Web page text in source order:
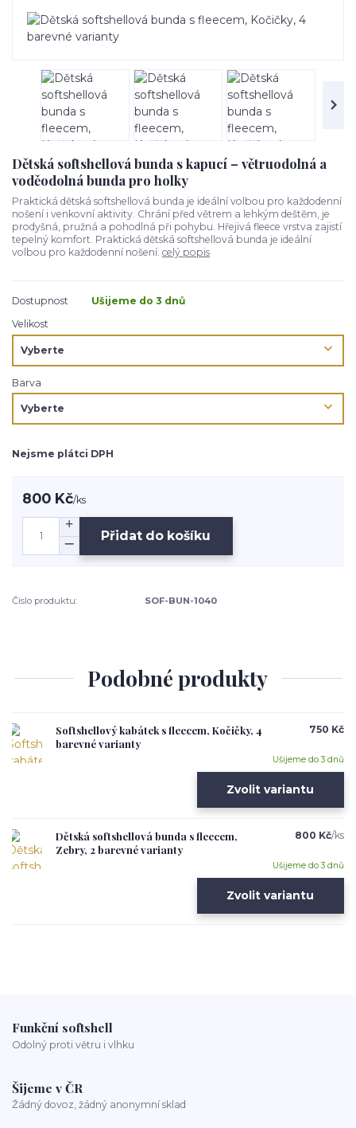
Dětská softshellová bunda s kapucí – větruodolná a
voděodolná bunda pro holky
Praktická dětská softshellová bunda je ideální volbou pro každodenní
nošení i venkovní aktivity. Chrání před větrem a lehkým deštěm, je
prodyšná, pružná a pohodlná při pohybu. Hřejivá fleece vrstva zajistí
tepelný komfort. Praktická dětská softshellová bunda je ideální
volbou pro každodenní nošení. celý popis
Dostupnost
Ušijeme do 3 dnů
Velikost
Barva
Nejsme plátci DPH
800 Kč/ks
Přidat do košíku
Číslo produktu: SOF-BUN-1040
Podobné produkty
Softshellový kabátek s fleecem, Kočičky, 4
barevné varianty
750 Kč
Ušijeme do 3 dnů
Zvolit variantu
Dětská softshellová bunda s fleecem,
Zebry, 2 barevné varianty
800 Kč/ks
Ušijeme do 3 dnů
Zvolit variantu
Funkční softshell
Odolný proti větru i vlhku
Šijeme v ČR
Žádný dovoz, žádný anonymní sklad